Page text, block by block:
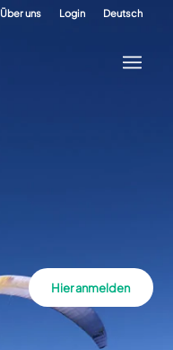
Über uns Login Deutsch
Hier anmelden